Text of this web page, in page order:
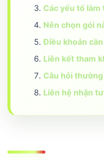
Các yếu tố làm
Nên chọn gói
Điều khoản
Liên kết tham
Câu hỏi
Liên hệ nhận